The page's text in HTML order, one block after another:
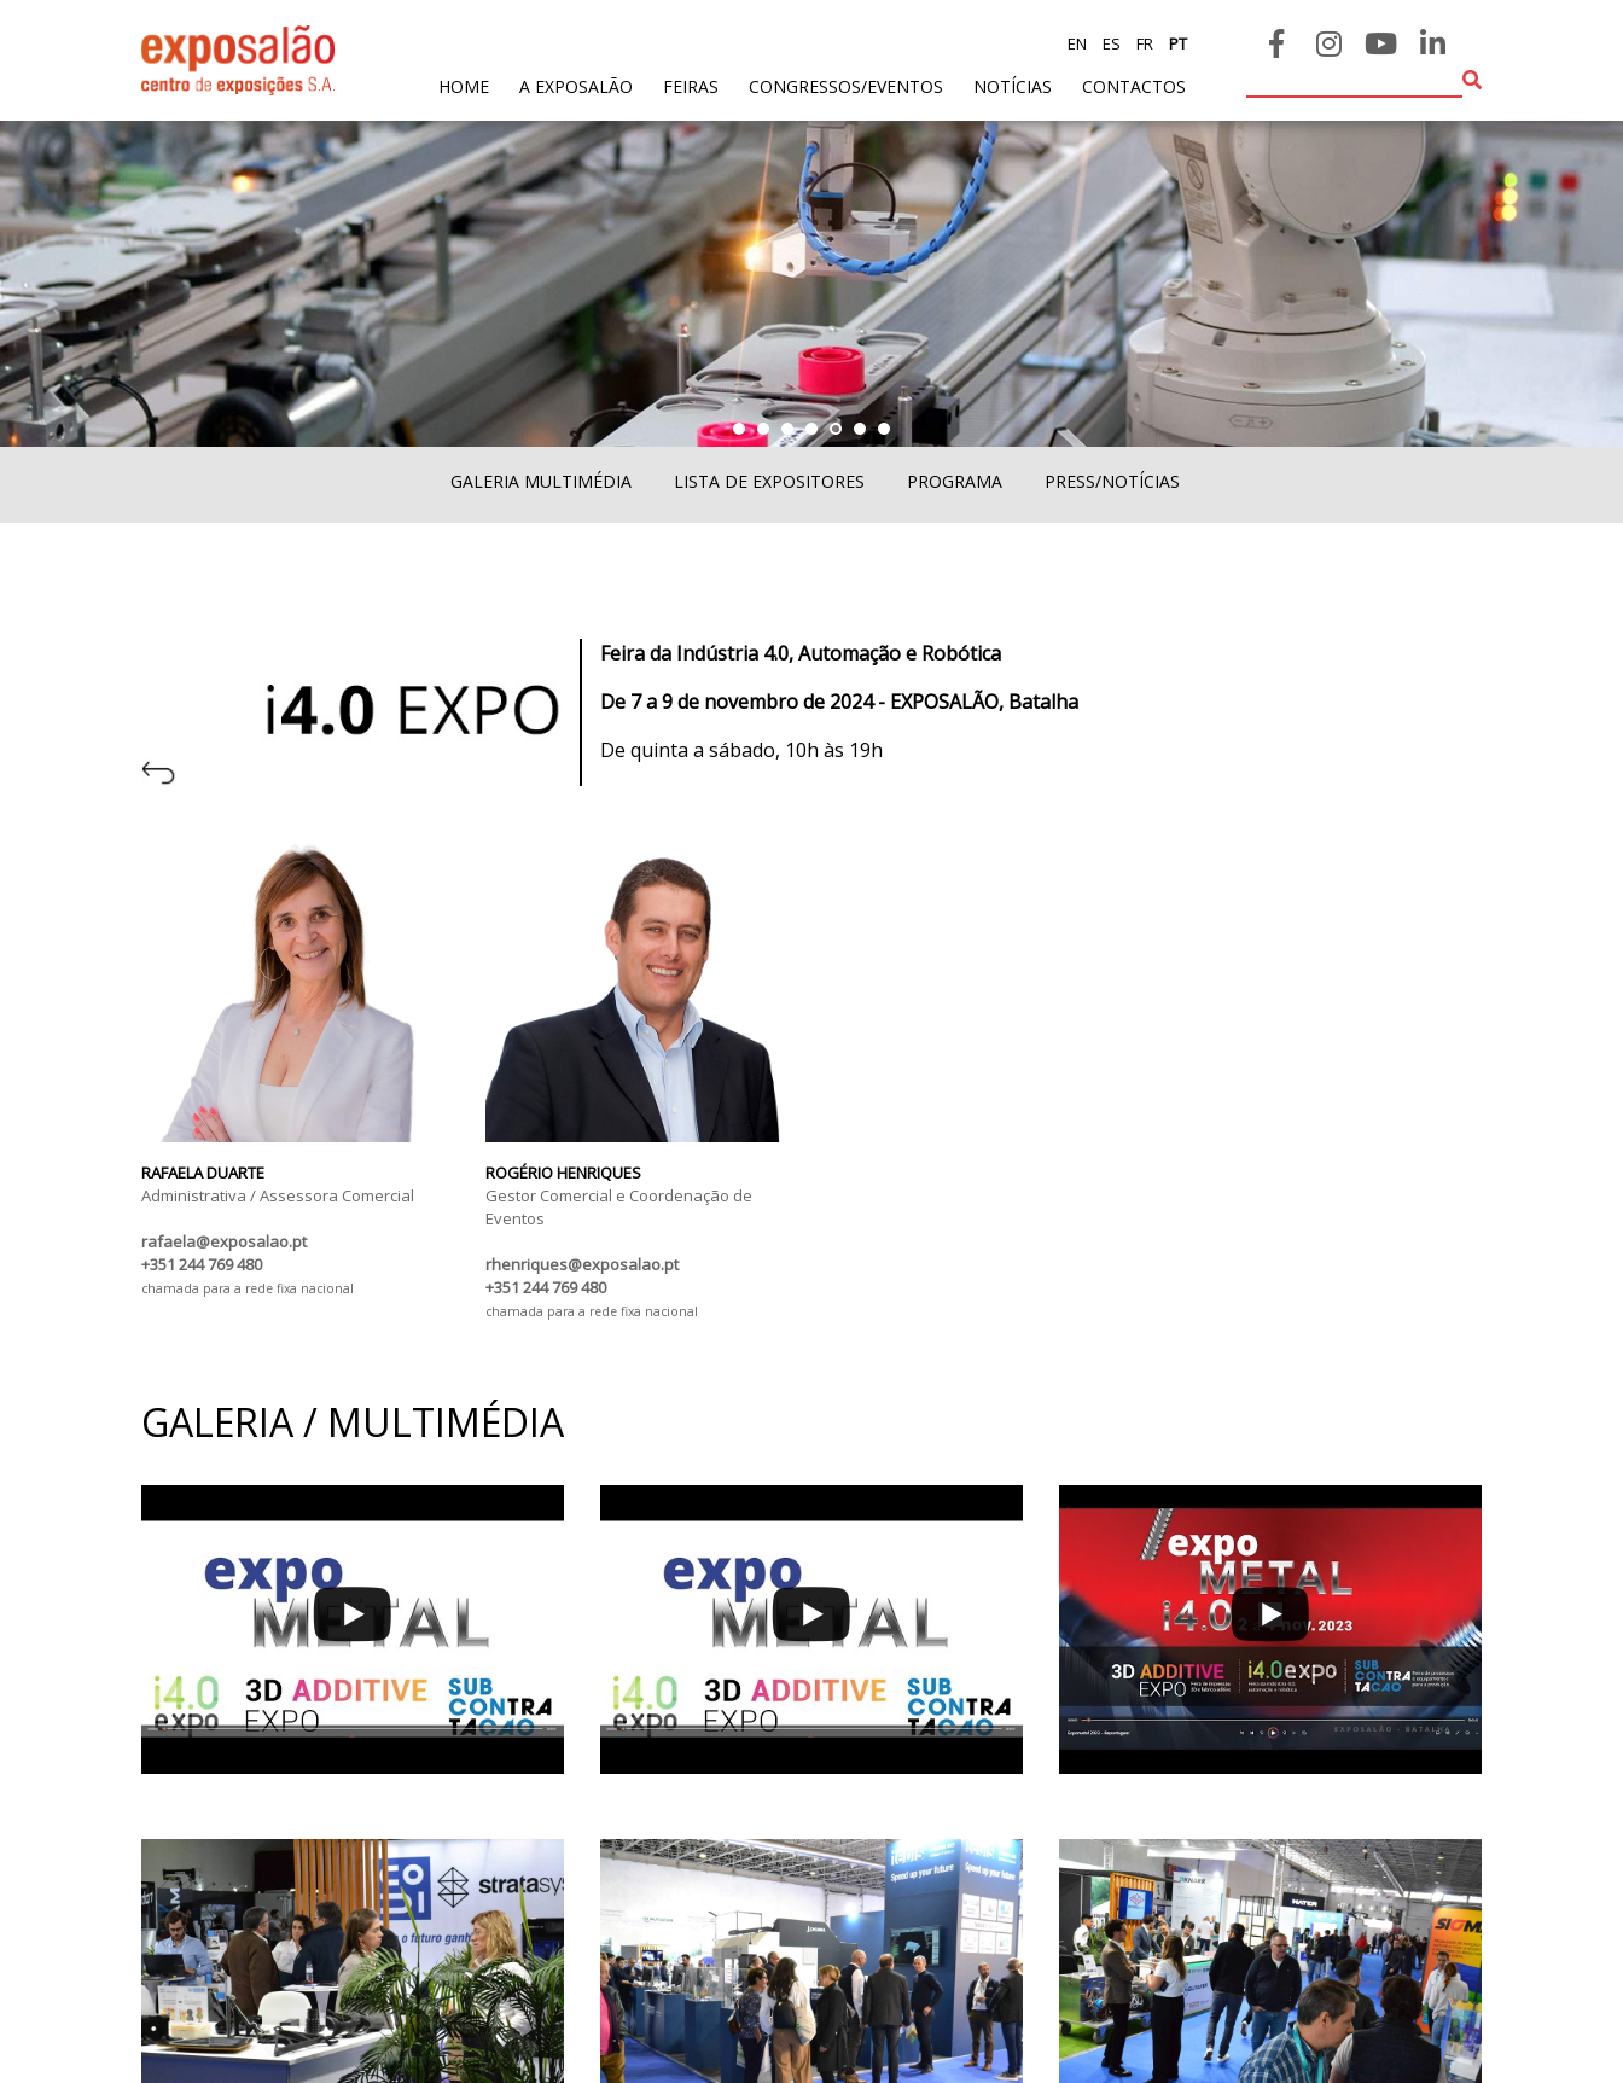
HOME(CURRENT)
A EXPOSALÃO FEIRAS CONGRESSOS/EVENTOS NOTÍCIAS CONTACTOS
EN ES FR PT
GALERIA MULTIMÉDIA LISTA DE EXPOSITORES PROGRAMA PRESS/NOTÍCIAS
Feira da Indústria 4.0, Automação e Robótica
De 7 a 9 de novembro de 2024 - EXPOSALÃO, Batalha
De quinta a sábado, 10h às 19h
RAFAELA DUARTE
Administrativa / Assessora Comercial
rafaela@exposalao.pt
+351 244 769 480
chamada para a rede fixa nacional
ROGÉRIO HENRIQUES
Gestor Comercial e Coordenação de
Eventos
rhenriques@exposalao.pt
+351 244 769 480
chamada para a rede fixa nacional
GALERIA / MULTIMÉDIA